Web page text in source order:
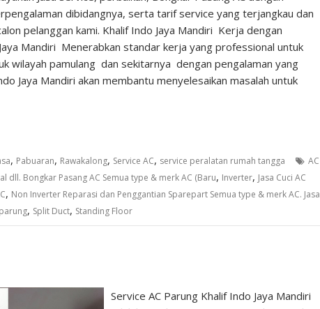
dibidangnya, serta tarif service yang terjangkau dan
pelanggan kami. Khalif Indo Jaya Mandiri Kerja dengan
Mandiri Menerabkan standar kerja yang professional untuk
wilayah pamulang dan sekitarnya dengan pengalaman yang
Jaya Mandiri akan membantu menyelesaikan masalah untuk
, Pabuaran, Rawakalong, Service AC, service peralatan rumah tangga
AC
dll. Bongkar Pasang AC Semua type & merk AC (Baru, Inverter, Jasa Cuci AC
, Non Inverter Reparasi dan Penggantian Sparepart Semua type & merk AC. Jasa
, Split Duct, Standing Floor
Service AC Parung Khalif Indo Jaya Mandiri